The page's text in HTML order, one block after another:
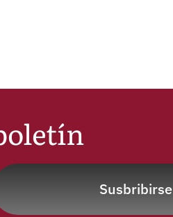
Susbribirse